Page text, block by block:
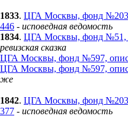
1833. ЦГА Москвы, фонд
446 - исповедная ведомость
1834. ЦГА Москвы, фонд №51,
ревизская сказка
ЦГА Москвы, фонд №597,
ЦГА Москвы, фонд №597,
же
1842. ЦГА Москвы, фонд
377 - исповедная ведомость